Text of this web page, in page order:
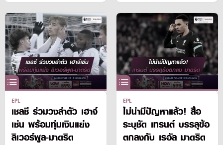
EPL
เชลซี ร่วมวงล่าตัว เฮาจ์
เซ่น พร้อมทุ่มเงินแย่ง
ลิเวอร์พูล-มาดริด
EPL
ไม่น่ามีปัญหาแล้ว! สื่อ
ระบุชัด เทรนต์ บรรลุข้อ
ตกลงกับ เรอัล มาดริด